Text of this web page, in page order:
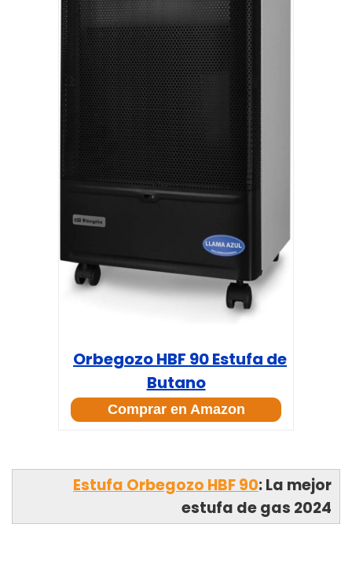
Orbegozo HBF 90 Estufa de
Butano
Comprar en Amazon
Estufa Orbegozo HBF 90: La mejor
estufa de gas 2024